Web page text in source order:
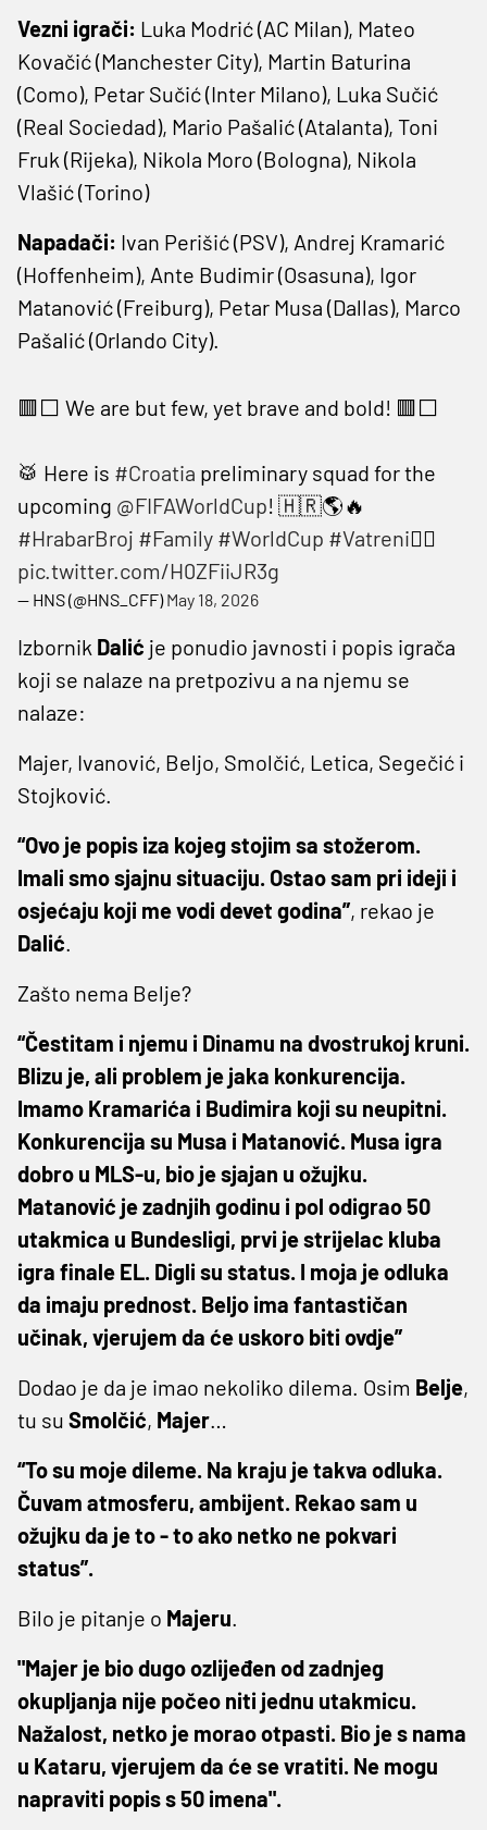
Vezni igrači: Luka Modrić (AC Milan), Mateo
Kovačić (Manchester City), Martin Baturina
(Como), Petar Sučić (Inter Milano), Luka Sučić
(Real Sociedad), Mario Pašalić (Atalanta), Toni
Fruk (Rijeka), Nikola Moro (Bologna), Nikola
Vlašić (Torino)
Napadači: Ivan Perišić (PSV), Andrej Kramarić
(Hoffenheim), Ante Budimir (Osasuna), Igor
Matanović (Freiburg), Petar Musa (Dallas), Marco
Pašalić (Orlando City).
🟥⬜️ We are but few, yet brave and bold! 🟥⬜️
🥁 Here is #Croatia preliminary squad for the
upcoming @FIFAWorldCup! 🇭🇷🌎🔥
#HrabarBroj #Family #WorldCup #Vatreni❤️‍🔥
pic.twitter.com/H0ZFiiJR3g
— HNS (@HNS_CFF)May 18, 2026
Izbornik Dalić je ponudio javnosti i popis igrača
koji se nalaze na pretpozivu a na njemu se
nalaze:
Majer, Ivanović, Beljo, Smolčić, Letica, Segečić i
Stojković.
“Ovo je popis iza kojeg stojim sa stožerom.
Imali smo sjajnu situaciju. Ostao sam pri ideji i
osjećaju koji me vodi devet godina”, rekao je
Dalić.
Zašto nema Belje?
“Čestitam i njemu i Dinamu na dvostrukoj kruni.
Blizu je, ali problem je jaka konkurencija.
Imamo Kramarića i Budimira koji su neupitni.
Konkurencija su Musa i Matanović. Musa igra
dobro u MLS-u, bio je sjajan u ožujku.
Matanović je zadnjih godinu i pol odigrao 50
utakmica u Bundesligi, prvi je strijelac kluba
igra finale EL. Digli su status. I moja je odluka
da imaju prednost. Beljo ima fantastičan
učinak, vjerujem da će uskoro biti ovdje”
Dodao je da je imao nekoliko dilema. Osim Belje,
tu su Smolčić, Majer…
“To su moje dileme. Na kraju je takva odluka.
Čuvam atmosferu, ambijent. Rekao sam u
ožujku da je to - to ako netko ne pokvari
status”.
Bilo je pitanje o Majeru.
"Majer je bio dugo ozlijeđen od zadnjeg
okupljanja nije počeo niti jednu utakmicu.
Nažalost, netko je morao otpasti. Bio je s nama
u Kataru, vjerujem da će se vratiti. Ne mogu
napraviti popis s 50 imena".